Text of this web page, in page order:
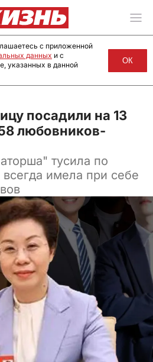
посадили на 13
любовников-
тусила по
имела при себе
с приложенной
данных и с
указанных в данной
ОК